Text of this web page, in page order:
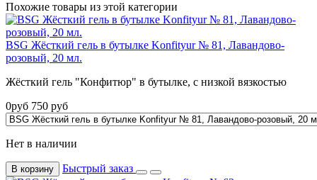
Похожие товары из этой категории
BSG Жёсткий гель в бутылке Konfityur № 81, Лавандово-
розовый, 20 мл.
Жёсткий гель "Конфитюр" в бутылке, с низкой вязкостью
0руб 750 руб
Нет в наличии
В корзину Быстрый заказ